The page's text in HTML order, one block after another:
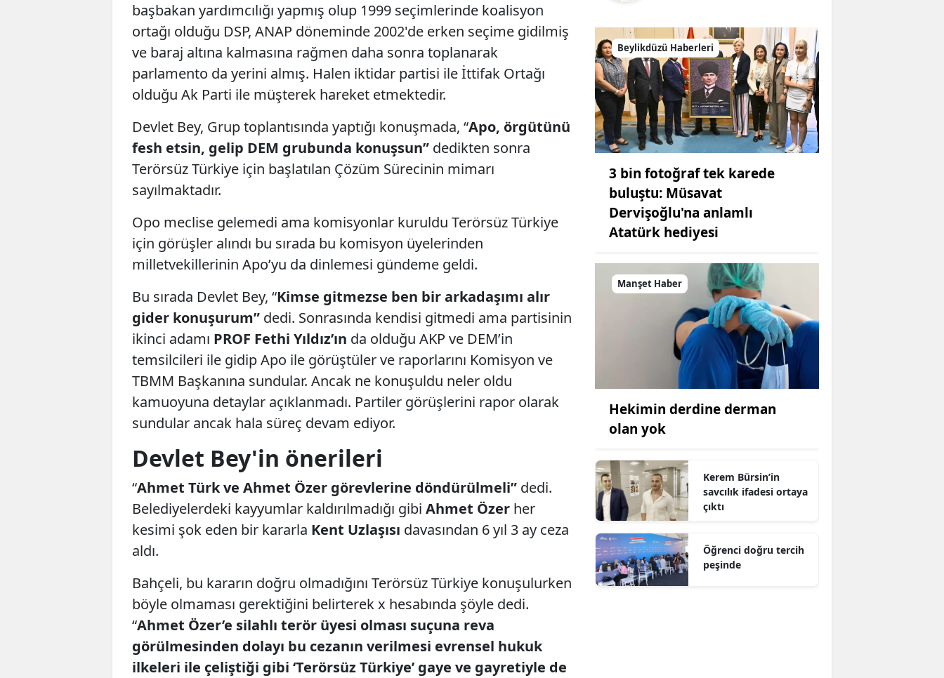
başbakan yardımcılığı yapmış olup 1999 seçimlerinde koalisyon
ortağı olduğu DSP, ANAP döneminde 2002'de erken seçime gidilmiş
ve baraj altına kalmasına rağmen daha sonra toplanarak
parlamento da yerini almış. Halen iktidar partisi ile İttifak Ortağı
olduğu Ak Parti ile müşterek hareket etmektedir.
Devlet Bey, Grup toplantısında yaptığı konuşmada, “Apo, örgütünü
fesh etsin, gelip DEM grubunda konuşsun” dedikten sonra
Terörsüz Türkiye için başlatılan Çözüm Sürecinin mimarı
sayılmaktadır.
Opo meclise gelemedi ama komisyonlar kuruldu Terörsüz Türkiye
için görüşler alındı bu sırada bu komisyon üyelerinden
milletvekillerinin Apo’yu da dinlemesi gündeme geldi.
Bu sırada Devlet Bey, “Kimse gitmezse ben bir arkadaşımı alır
gider konuşurum” dedi. Sonrasında kendisi gitmedi ama partisinin
ikinci adamı PROF Fethi Yıldız’ın da olduğu AKP ve DEM’in
temsilcileri ile gidip Apo ile görüştüler ve raporlarını Komisyon ve
TBMM Başkanına sundular. Ancak ne konuşuldu neler oldu
kamuoyuna detaylar açıklanmadı. Partiler görüşlerini rapor olarak
sundular ancak hala süreç devam ediyor.
Devlet Bey'in önerileri
“Ahmet Türk ve Ahmet Özer görevlerine döndürülmeli” dedi.
Belediyelerdeki kayyumlar kaldırılmadığı gibi Ahmet Özer her
kesimi şok eden bir kararla Kent Uzlaşısı davasından 6 yıl 3 ay ceza
aldı.
Bahçeli, bu kararın doğru olmadığını Terörsüz Türkiye konuşulurken
böyle olmaması gerektiğini belirterek x hesabında şöyle dedi.
“Ahmet Özer’e silahlı terör üyesi olması suçuna reva
görülmesinden dolayı bu cezanın verilmesi evrensel hukuk
ilkeleri ile çeliştiği gibi ‘Terörsüz Türkiye’ gaye ve gayretiyle de
Beylikdüzü Haberleri
3 bin fotoğraf tek karede
buluştu: Müsavat
Dervişoğlu'na anlamlı
Atatürk hediyesi
Manşet Haber
Hekimin derdine derman
olan yok
Kerem Bürsin’in
savcılık ifadesi ortaya
çıktı
Öğrenci doğru tercih
peşinde